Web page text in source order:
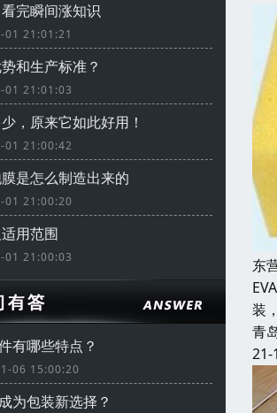
完瞬间涨知识
21:01:21
和生产标准？
21:01:03
，原来它如此好用！
21:00:42
是怎么制造出来的
01 21:00:20
用范围
21:00:03
有哪些特点？
06 15:00:20
为包装新选择？
东
装
青
21-